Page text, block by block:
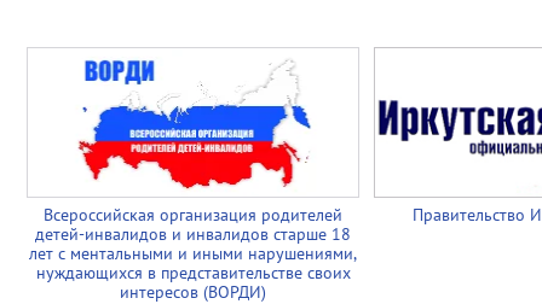
Всероссийская организация родителей
детей-инвалидов и инвалидов старше 18
лет с ментальными и иными нарушениями,
нуждающихся в представительстве своих
интересов (ВОРДИ)
Правительство